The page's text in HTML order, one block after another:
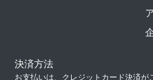
決済方法
お支払いは、クレジットカード決済が